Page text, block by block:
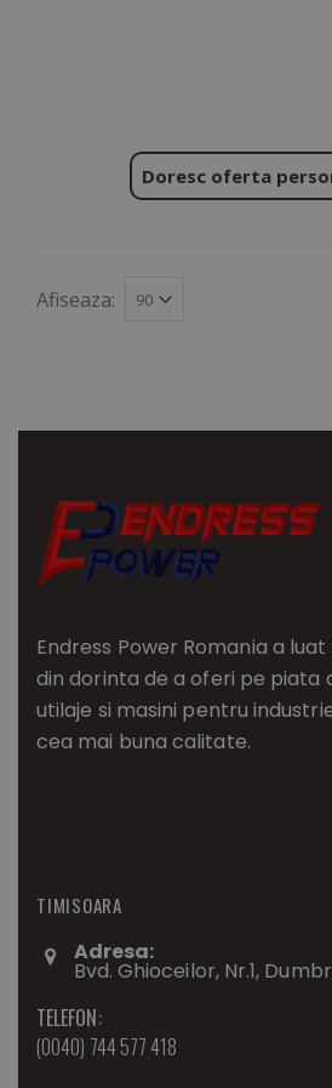
Doresc oferta
Afiseaza:
Endress Power Romania a
din dorinta de a oferi pe piata
utilaje si masini pentru
cea mai buna calitate.
TIMISOARA
Adresa:
Bvd. Ghioceilor, Nr.1,
TELEFON:
(0040) 744 577 418